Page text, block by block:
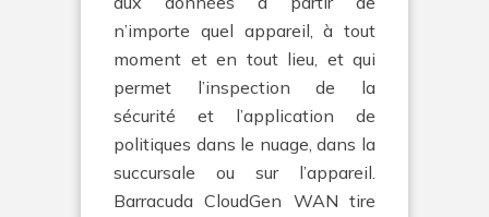
n’importe quel appareil, à tout
moment et en tout lieu, et qui
permet l’inspection de la
sécurité et l’application de
politiques dans le nuage, dans la
succursale ou sur l’appareil.
Barracuda CloudGen WAN tire